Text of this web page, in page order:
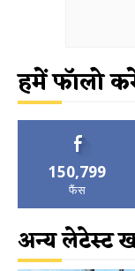
हमें फॉलो
150,799
फैंस
अन्य लेटेस्ट